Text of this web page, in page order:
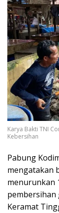
Karya Bakti TNI
Kebersihan
Pabung
mengatakan
menurunkan
Keramat